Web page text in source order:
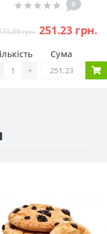
0
грн. 251.23 грн.
+
Сума